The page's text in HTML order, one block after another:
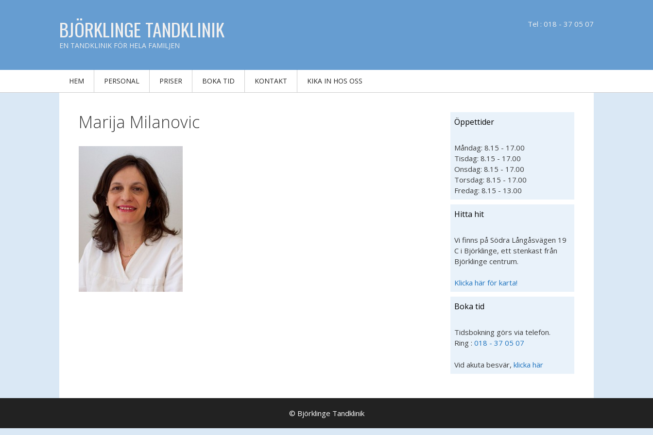
Tel : 018 - 37 05 07
BJÖRKLINGE TANDKLINIK
EN TANDKLINIK FÖR HELA FAMILJEN
HEM PERSONAL PRISER BOKA TID KONTAKT KIKA IN HOS OSS
Marija Milanovic Öppettider
Måndag: 8.15 - 17.00
Tisdag: 8.15 - 17.00
Onsdag: 8.15 - 17.00
Torsdag: 8.15 - 17.00
Fredag: 8.15 - 13.00
Hitta hit
Vi finns på Södra Långåsvägen 19
C i Björklinge, ett stenkast från
Björklinge centrum.
Klicka här för karta!
Boka tid
Tidsbokning görs via telefon.
Ring : 018 - 37 05 07
Vid akuta besvär, klicka här
© Björklinge Tandklinik